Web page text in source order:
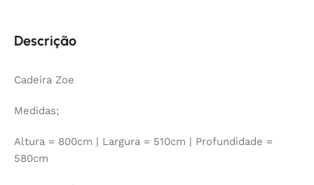
Descrição
Cadeira Zoe
Medidas;
Altura = 800cm | Largura = 510cm | Profundidade =
580cm